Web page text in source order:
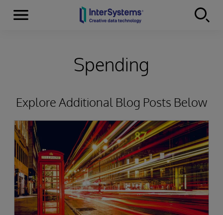
Skip to content
Menu
Spending
Explore Additional Blog Posts Below